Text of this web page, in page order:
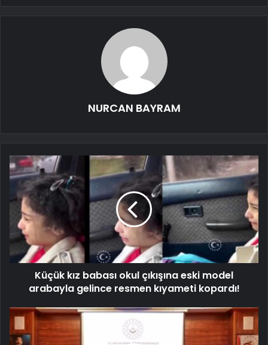
NURCAN BAYRAM
Küçük kız babası okul çıkışına eski model
arabayla gelince resmen kıyameti kopardı!